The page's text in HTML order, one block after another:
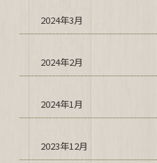
2024年3月
2024年2月
2024年1月
2023年12月